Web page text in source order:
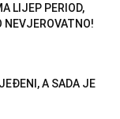
LIJEP PERIOD,
A SADA JE